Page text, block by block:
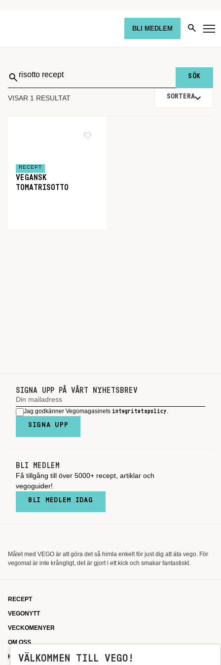
BLI MEDLEM
Sök
på:
VISAR 1 RESULTAT SORTERA
RECEPT
VEGANSK
TOMATRISOTTO
SIGNA UPP PÅ VÅRT NYHETSBREV
Jag godkänner Vegomagasinets integritetspolicy.
SIGNA UPP
BLI MEDLEM
Få tillgång till över 5000+ recept, artiklar och
vegoguider!
BLI MEDLEM IDAG
Målet med VEGO är att göra det så himla enkelt för just dig att äta vego. För
vegomat är inte krångligt, det är gjort i ett kick och smakar fantastiskt.
RECEPT
VEGONYTT
VECKOMENYER
OM OSS
KONTAKT
VÄLKOMMEN TILL VEGO!